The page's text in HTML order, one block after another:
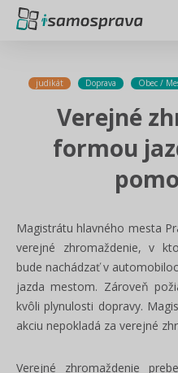
judikát Doprava Obec /
Verejné
formou
Magistrátu hlavného mesta
verejné zhromaždenie, v
bude nachádzať v
jazda mestom. Zároveň
kvôli plynulosti dopravy.
akciu nepokladá za verejné
Verejné zhromaždenie